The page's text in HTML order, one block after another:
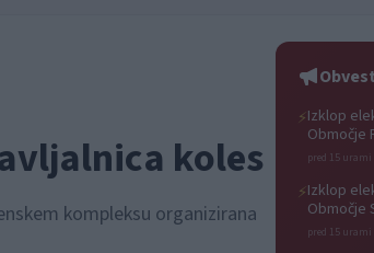
koles
kompleksu organizirana
⚡Izklop
Območje
pred 15 urami
⚡Izklop
Območje
pred 15 urami